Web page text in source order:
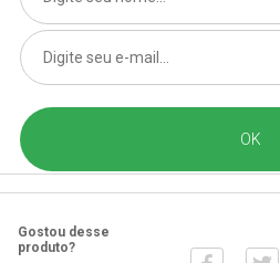
Gostou desse
produto?